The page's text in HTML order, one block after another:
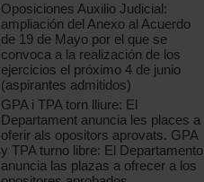
Oposiciones Auxilio Judicial:
ampliación del Anexo al Acuerdo
de 19 de Mayo por el que se
convoca a la realización de los
ejercicios el próximo 4 de junio
(aspirantes admitidos)
GPA i TPA torn lliure: El
Departament anuncia les places a
oferir als opositors aprovats. GPA
y TPA turno libre: El Departamento
anuncia las plazas a ofrecer a los